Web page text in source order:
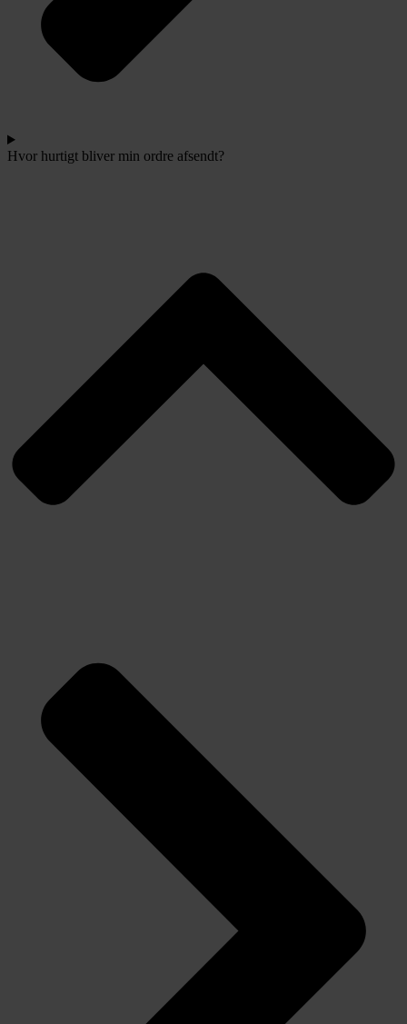
Hvor hurtigt bliver min ordre afsendt?